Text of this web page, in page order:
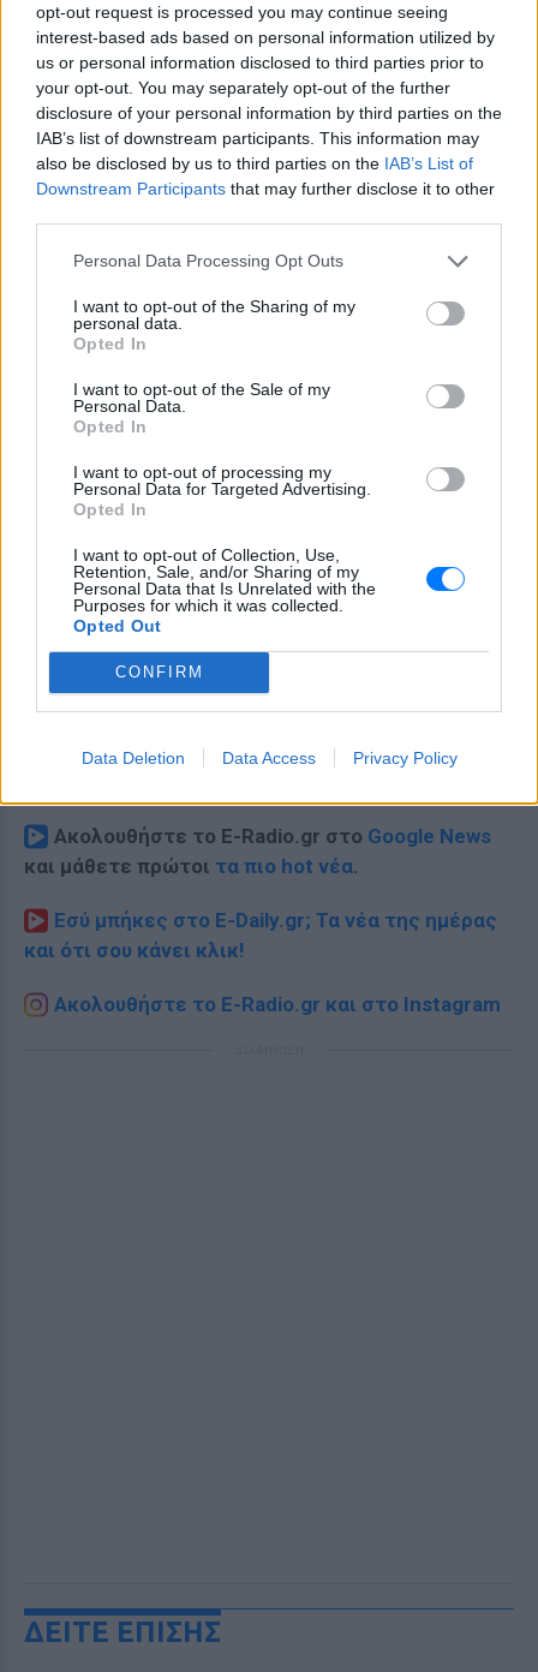
opt-out request is processed you may continue seeing
interest-based ads based on personal information utilized by
us or personal information disclosed to third parties prior to
your opt-out. You may separately opt-out of the further
disclosure of your personal information by third parties on the
IAB’s list of downstream participants. This information may
also be disclosed by us to third parties on the IAB’s List of
Downstream Participants that may further disclose it to other
Personal Data Processing Opt Outs
I want to opt-out of the Sharing of my
personal data.
Opted In
I want to opt-out of the Sale of my
Personal Data.
Opted In
I want to opt-out of processing my
Personal Data for Targeted Advertising.
Opted In
I want to opt-out of Collection, Use,
Retention, Sale, and/or Sharing of my
Personal Data that Is Unrelated with the
Purposes for which it was collected.
Opted Out
CONFIRM
Data Deletion Data Access Privacy Policy
Εντάξει έχει αλλάξει πολλές φορές το χρώμα των
μαλλιών της, αλλά δεν γίνεται να λείπει από τη
λίστα η Ελεονώρα Μελέτη.
Ακολουθήστε το E-Radio.gr στο Google News
και μάθετε πρώτοι τα πιο hot νέα.
Εσύ μπήκες στο E-Daily.gr; Τα νέα της ημέρας
και ότι σου κάνει κλικ!
Ακολουθήστε το E-Radio.gr και στο Instagram
ΔΕΙΤΕ ΕΠΙΣΗΣ